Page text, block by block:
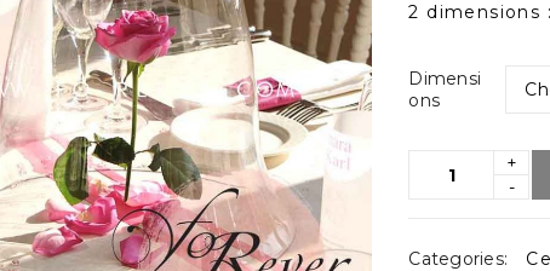
2 dimensions
Dimensi
ons
Categories: